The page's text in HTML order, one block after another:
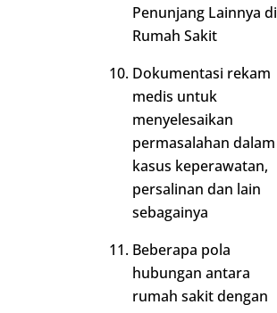
Penunjang Lainnya di
Rumah Sakit
Dokumentasi rekam
medis untuk
menyelesaikan
permasalahan dalam
kasus keperawatan,
persalinan dan lain
sebagainya
Beberapa pola
hubungan antara
rumah sakit dengan